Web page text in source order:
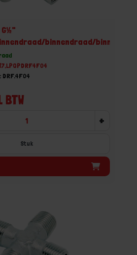
binnendraad/
+
Stuk